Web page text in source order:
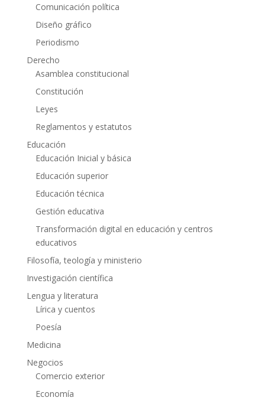
Comunicación política
Diseño gráfico
Periodismo
Derecho
Asamblea constitucional
Constitución
Leyes
Reglamentos y estatutos
Educación
Educación Inicial y básica
Educación superior
Educación técnica
Gestión educativa
Transformación digital en educación y centros
educativos
Filosofía, teología y ministerio
Investigación científica
Lengua y literatura
Lírica y cuentos
Poesía
Medicina
Negocios
Comercio exterior
Economía